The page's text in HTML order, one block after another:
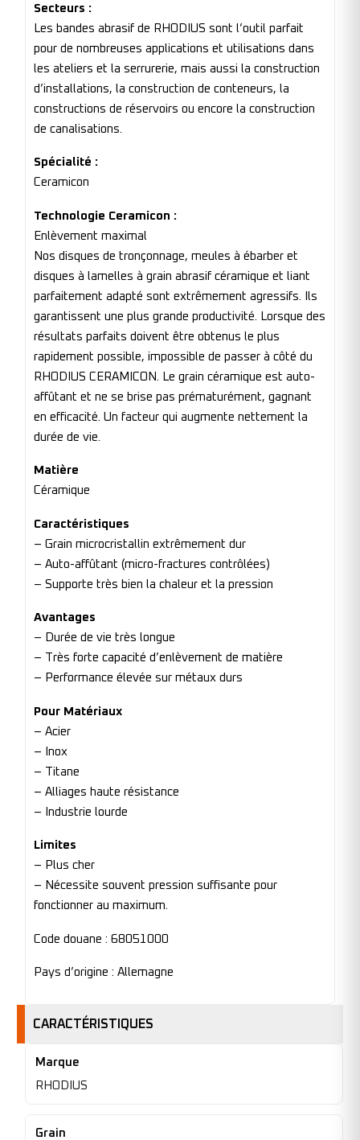
Secteurs :
Les bandes abrasif de RHODIUS sont l’outil parfait
pour de nombreuses applications et utilisations dans
les ateliers et la serrurerie, mais aussi la construction
d’installations, la construction de conteneurs, la
constructions de réservoirs ou encore la construction
de canalisations.
Spécialité :
Ceramicon
Technologie Ceramicon :
Enlèvement maximal
Nos disques de tronçonnage, meules à ébarber et
disques à lamelles à grain abrasif céramique et liant
parfaitement adapté sont extrêmement agressifs. Ils
garantissent une plus grande productivité. Lorsque des
résultats parfaits doivent être obtenus le plus
rapidement possible, impossible de passer à côté du
RHODIUS CERAMICON. Le grain céramique est auto-
affûtant et ne se brise pas prématurément, gagnant
en efficacité. Un facteur qui augmente nettement la
durée de vie.
Matière
Céramique
Caractéristiques
– Grain microcristallin extrêmement dur
– Auto-affûtant (micro-fractures contrôlées)
– Supporte très bien la chaleur et la pression
Avantages
– Durée de vie très longue
– Très forte capacité d’enlèvement de matière
– Performance élevée sur métaux durs
Pour Matériaux
– Acier
– Inox
– Titane
– Alliages haute résistance
– Industrie lourde
Limites
– Plus cher
– Nécessite souvent pression suffisante pour
fonctionner au maximum.
Code douane : 68051000
Pays d’origine : Allemagne
CARACTÉRISTIQUES
Marque
RHODIUS
Grain